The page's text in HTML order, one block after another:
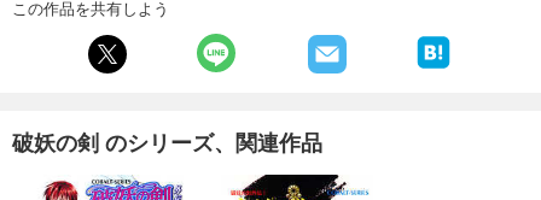
あらすじを表示する
550 円 (税込)
この作品を共有しよう
破妖の剣 のシリーズ、関連作品